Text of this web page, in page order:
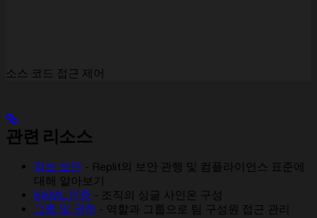
소스 코드 접근 제어
관련 리소스
정보 보안 - Replit의 보안 관행 및 컴플라이언스 표준에
대해 알아보기
SAML 인증 - 조직의 싱글 사인온 구성
그룹 및 권한 - 역할과 그룹으로 팀 구성원 접근 관리